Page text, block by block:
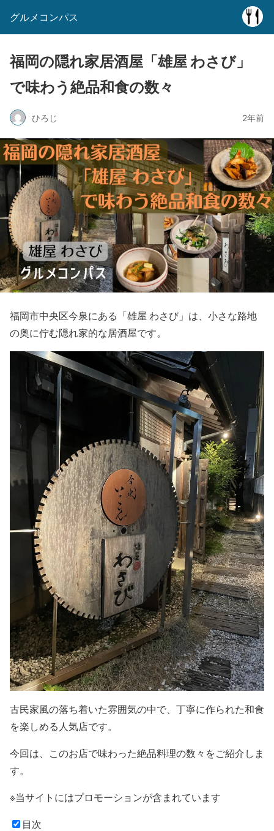
グルメコンパス
福岡の隠れ家居酒屋「雄屋 わさび」
で味わう絶品和食の数々
ひろじ 2年前
福岡市中央区今泉にある「雄屋 わさび」は、小さな路地
の奥に佇む隠れ家的な居酒屋です。
古民家風の落ち着いた雰囲気の中で、丁寧に作られた和食
を楽しめる人気店です。
今回は、このお店で味わった絶品料理の数々をご紹介しま
す。
※当サイトにはプロモーションが含まれています
目次